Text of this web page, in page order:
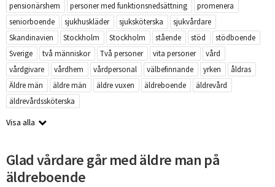
pensionärshem
personer med funktionsnedsättning
promenera
seniorboende
sjukhuskläder sjuksköterska
sjukvårdare
Skandinavien
Stockholm Stockholm stående stöd
stödboende
Sverige
två människor Två personer vita personer
vård
vårdgivare
vårdhem vårdpersonal välbefinnande yrken
åldras
Äldre män
äldre män äldre vuxen äldreboende
äldrevård
äldrevårdssköterska
Visa alla
Glad vårdare går med äldre man på
äldreboende